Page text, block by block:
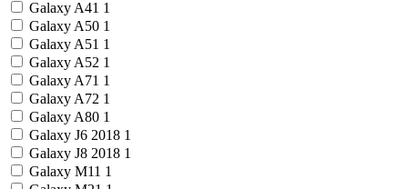
Galaxy A41 1
Galaxy A50 1
Galaxy A51 1
Galaxy A52 1
Galaxy A71 1
Galaxy A72 1
Galaxy A80 1
Galaxy J6 2018 1
Galaxy J8 2018 1
Galaxy M11 1